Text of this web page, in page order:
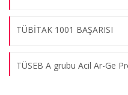
TÜBİTAK 1001 BAŞARISI
TÜSEB A grubu Acil Ar-Ge
Girişimcilik Etkinliğimiz